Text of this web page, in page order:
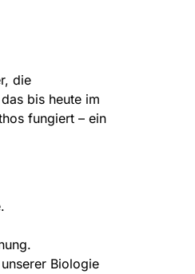
die
bis heute im
fungiert – ein
Biologie